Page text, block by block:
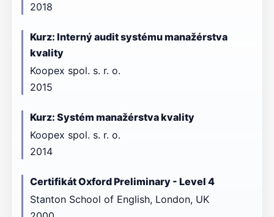
2018
Kurz: Interný audit systému manažérstva
kvality
Koopex spol. s. r. o.
2015
Kurz: Systém manažérstva kvality
Koopex spol. s. r. o.
2014
Certifikát Oxford Preliminary - Level 4
Stanton School of English, London, UK